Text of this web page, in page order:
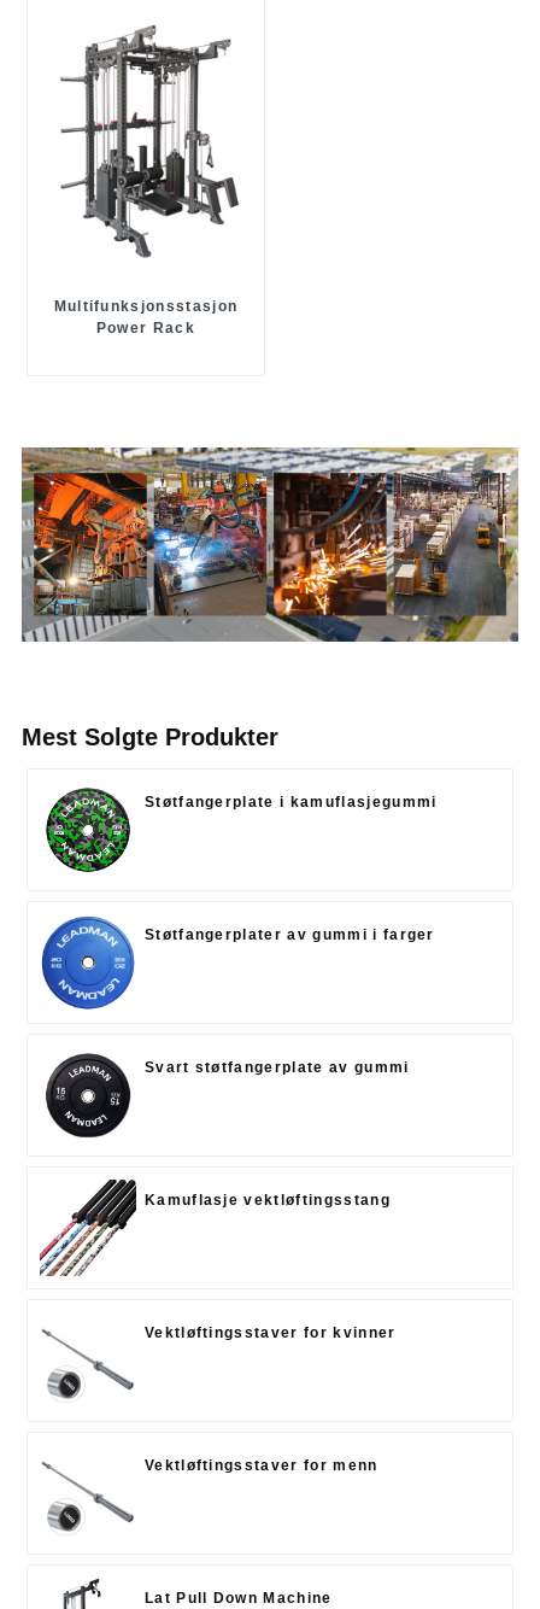
Multifunksjonsstasjon
Power Rack
Mest Solgte Produkter
Støtfangerplate i kamuflasjegummi
Støtfangerplater av gummi i farger
Svart støtfangerplate av gummi
Kamuflasje vektløftingsstang
Vektløftingsstaver for kvinner
Vektløftingsstaver for menn
Lat Pull Down Machine